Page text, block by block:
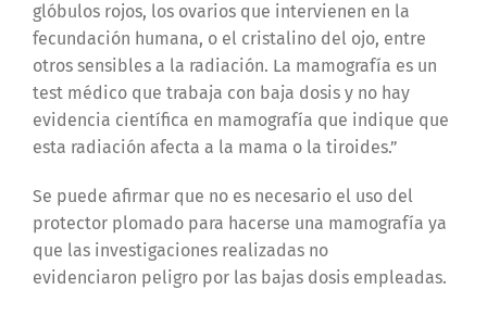
glóbulos rojos, los ovarios que intervienen en la
fecundación humana, o el cristalino del ojo, entre
otros sensibles a la radiación. La mamografía es un
test médico que trabaja con baja dosis y no hay
evidencia científica en mamografía que indique que
esta radiación afecta a la mama o la tiroides.”
Se puede afirmar que no es necesario el uso del
protector plomado para hacerse una mamografía ya
que las investigaciones realizadas no
evidenciaron peligro por las bajas dosis empleadas.